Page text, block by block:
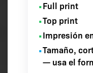
•Full print
•Top print
•Impresión
•Tamaño,
— usa el